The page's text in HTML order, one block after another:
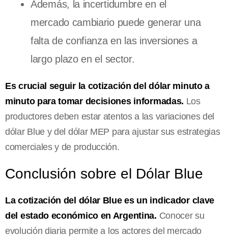
Además, la incertidumbre en el
mercado cambiario puede generar una
falta de confianza en las inversiones a
largo plazo en el sector.
Es crucial seguir la cotización del dólar minuto a
minuto para tomar decisiones informadas. Los
productores deben estar atentos a las variaciones del
dólar Blue y del dólar MEP para ajustar sus estrategias
comerciales y de producción.
Conclusión sobre el Dólar Blue
La cotización del dólar Blue es un indicador clave
del estado económico en Argentina. Conocer su
evolución diaria permite a los actores del mercado